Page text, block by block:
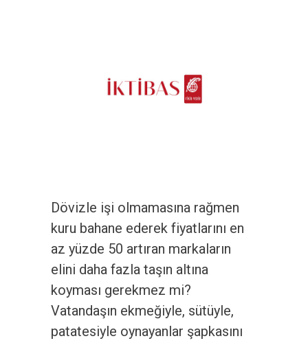
Dövizle işi olmamasına rağmen
kuru bahane ederek fiyatlarını en
az yüzde 50 artıran markaların
elini daha fazla taşın altına
koyması gerekmez mi?
Vatandaşın ekmeğiyle, sütüyle,
patatesiyle oynayanlar şapkasını